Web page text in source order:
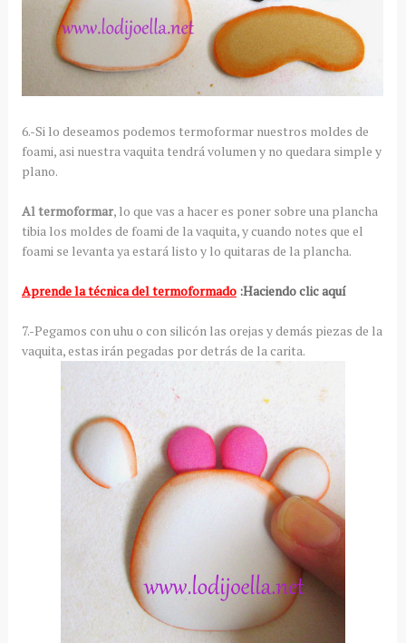
6.-Si lo deseamos podemos termoformar nuestros moldes de
foami, asi nuestra vaquita tendrá volumen y no quedara simple y
plano.
Al termoformar, lo que vas a hacer es poner sobre una plancha
tibia los moldes de foami de la vaquita, y cuando notes que el
foami se levanta ya estará listo y lo quitaras de la plancha.
Aprende la técnica del termoformado :Haciendo clic aquí
7.-Pegamos con uhu o con silicón las orejas y demás piezas de la
vaquita, estas irán pegadas por detrás de la carita.